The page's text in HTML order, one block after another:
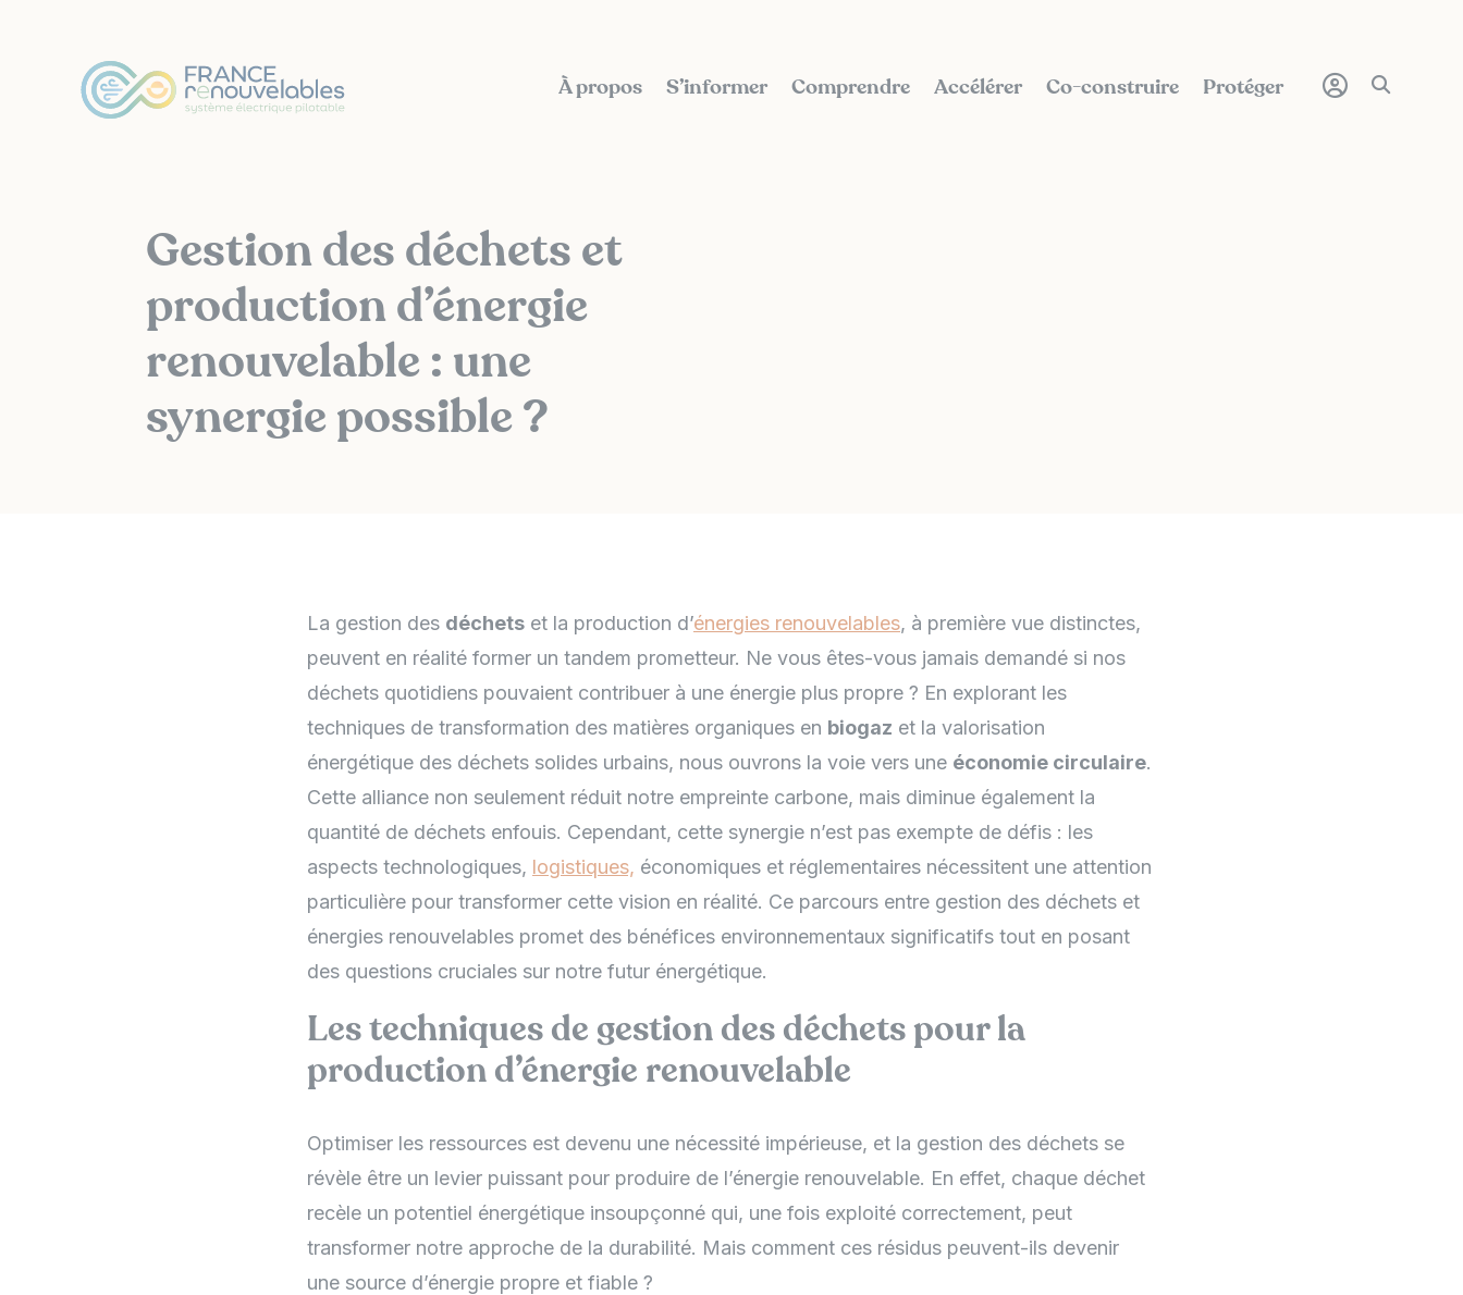
À propos S’informer Comprendre Accélérer Co-construire Protéger
Gestion des déchets et
production d’énergie
renouvelable : une
synergie possible ?
La gestion des déchets et la production d’énergies renouvelables, à première vue distinctes,
peuvent en réalité former un tandem prometteur. Ne vous êtes-vous jamais demandé si nos
déchets quotidiens pouvaient contribuer à une énergie plus propre ? En explorant les
techniques de transformation des matières organiques en biogaz et la valorisation
énergétique des déchets solides urbains, nous ouvrons la voie vers une économie circulaire.
Cette alliance non seulement réduit notre empreinte carbone, mais diminue également la
quantité de déchets enfouis. Cependant, cette synergie n’est pas exempte de défis : les
aspects technologiques, logistiques, économiques et réglementaires nécessitent une attention
particulière pour transformer cette vision en réalité. Ce parcours entre gestion des déchets et
énergies renouvelables promet des bénéfices environnementaux significatifs tout en posant
des questions cruciales sur notre futur énergétique.
Les techniques de gestion des déchets pour la
production d’énergie renouvelable
Optimiser les ressources est devenu une nécessité impérieuse, et la gestion des déchets se
révèle être un levier puissant pour produire de l’énergie renouvelable. En effet, chaque déchet
recèle un potentiel énergétique insoupçonné qui, une fois exploité correctement, peut
transformer notre approche de la durabilité. Mais comment ces résidus peuvent-ils devenir
une source d’énergie propre et fiable ?